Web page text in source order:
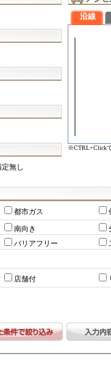
定無し
沿線
※CTRL+Click
都市ガス
南向き
バリアフリー
店舗付